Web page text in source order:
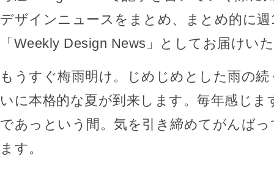
デザインニュースをまとめ、まとめ的に週
「Weekly Design News」としてお届けい
もうすぐ梅雨明け。じめじめとした雨の
いに本格的な夏が到来します。毎年感じま
であっという間。気を引き締めてがんば
ます。